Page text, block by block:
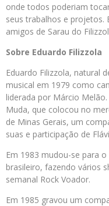
onde todos poderiam
seus trabalhos e projetos.
amigos de Sarau do
Sobre Eduardo Filizzola
Eduardo Filizzola, natural
musical em 1979 como
liderada por Márcio
Muda, que colocou no
de Minas Gerais, um
suas e participação de
Em 1983 mudou-se para
brasileiro, fazendo vários
semanal Rock Voador.
Em 1985 gravou um